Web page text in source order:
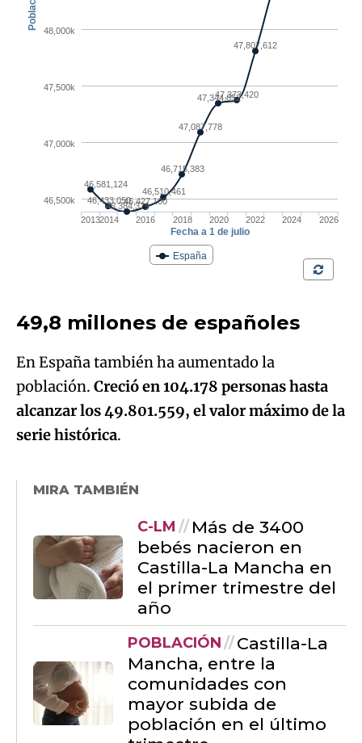
49,8 millones de españoles
En España también ha aumentado la
población. Creció en 104.178 personas hasta
alcanzar los 49.801.559, el valor máximo de la
serie histórica.
MIRA TAMBIÉN
C-LM
Más de 3400
bebés nacieron en
Castilla-La Mancha en
el primer trimestre del
año
POBLACIÓN
Castilla-La
Mancha, entre la
comunidades con
mayor subida de
población en el último